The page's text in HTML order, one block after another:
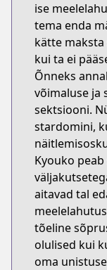
ise
tema enda
kätte
kui ta ei
Õnneks
võimaluse ja
sektsiooni.
stardomini,
Kyouko
aitavad tal
tõeline
olulised kui
oma